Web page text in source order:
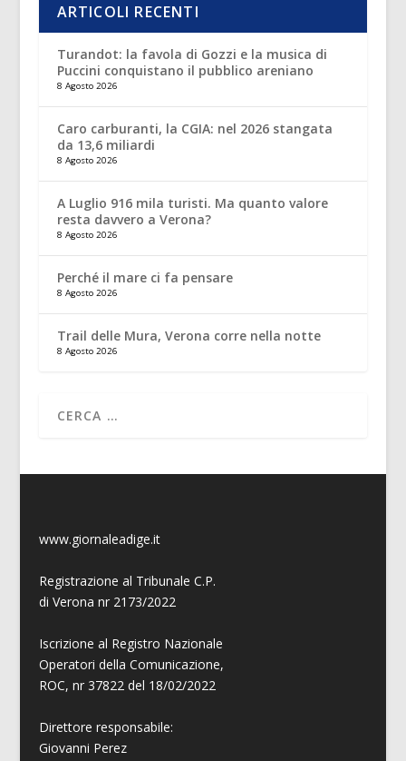
ARTICOLI RECENTI
Turandot: la favola di Gozzi e la musica di
Puccini conquistano il pubblico areniano
8 Agosto 2026
Caro carburanti, la CGIA: nel 2026 stangata
da 13,6 miliardi
8 Agosto 2026
A Luglio 916 mila turisti. Ma quanto valore
resta davvero a Verona?
8 Agosto 2026
Perché il mare ci fa pensare
8 Agosto 2026
Trail delle Mura, Verona corre nella notte
8 Agosto 2026
www.giornaleadige.it
Registrazione al Tribunale C.P.
di Verona nr 2173/2022
Iscrizione al Registro Nazionale
Operatori della Comunicazione,
ROC, nr 37822 del 18/02/2022
Direttore responsabile:
Giovanni Perez